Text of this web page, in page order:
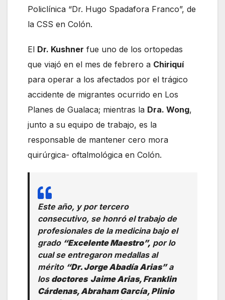
Policlínica “Dr. Hugo Spadafora Franco”, de
la CSS en Colón.
El Dr. Kushner fue uno de los ortopedas
que viajó en el mes de febrero a Chiriquí
para operar a los afectados por el trágico
accidente de migrantes ocurrido en Los
Planes de Gualaca; mientras la Dra. Wong,
junto a su equipo de trabajo, es la
responsable de mantener cero mora
quirúrgica- oftalmológica en Colón.
Este año, y por tercero
consecutivo, se honró el trabajo de
profesionales de la medicina bajo el
grado “Excelente Maestro”, por lo
cual se entregaron medallas al
mérito “Dr. Jorge Abadía Arias”a
los doctores Jaime Arias, Franklin
Cárdenas, Abraham García, Plinio